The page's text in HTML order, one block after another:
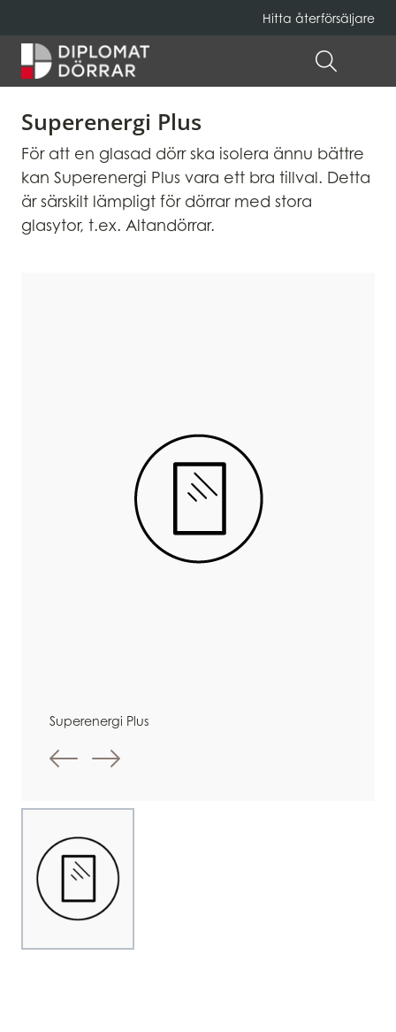
Hitta återförsäljare
ÖPPNA
Superenergi Plus
För att en glasad dörr ska isolera ännu bättre
kan Superenergi Plus vara ett bra tillval. Detta
är särskilt lämpligt för dörrar med stora
glasytor, t.ex. Altandörrar.
Föregående bild
Nästa bild
Superenergi Plus
Choose image